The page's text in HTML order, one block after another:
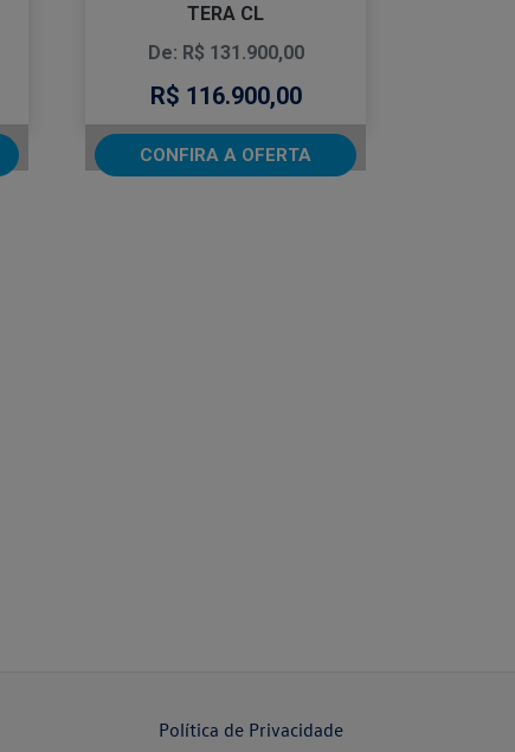
TERA CL
De: R$ 131.900,00
R$ 116.900,00
CONFIRA A OFERTA
Política de Privacidade